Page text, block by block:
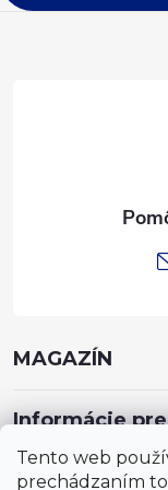
Tento web
prechádzaním
MAGAZÍN
Informácie